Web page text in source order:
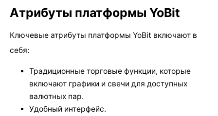
Атрибуты платформы YoBit
Ключевые атрибуты платформы YoBit включают в
себя:
Традиционные торговые функции, которые
включают графики и свечи для доступных
валютных пар.
Удобный интерфейс.